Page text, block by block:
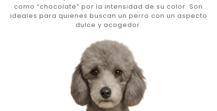
como “chocolate” por la intensidad de su color. Son
ideales para quienes buscan un perro con un aspecto
dulce y acogedor.